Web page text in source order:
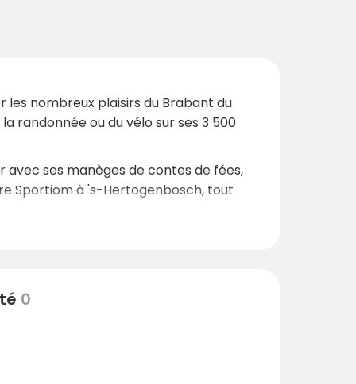
nombreux plaisirs du Brabant du
randonnée ou du vélo sur ses 3 500
ses manèges de contes de fées,
Sportiom à 's-Hertogenbosch, tout
du ski et du snowboard en salle. Les
pour des vacances parfaites se
0